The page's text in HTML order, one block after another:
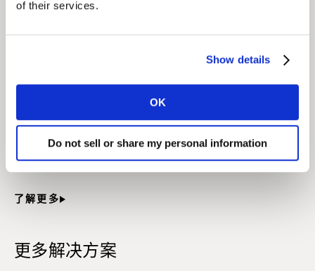
of their services.
Show details
OK
Do not sell or share my personal information
行为置于决策过程的核心。
社交舆情数据分析
使用非结构化消费者舆情数据分析工具STAN，从消费者
了解更多
更多解决方案